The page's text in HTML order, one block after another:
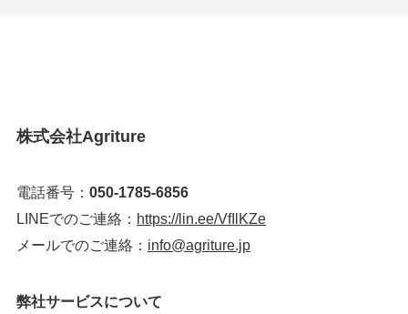
株式会社Agriture
電話番号： 050-1785-6856
LINEでのご連絡： https://lin.ee/VfIlKZe
メールでのご連絡： info@agriture.jp
弊社サービスについて